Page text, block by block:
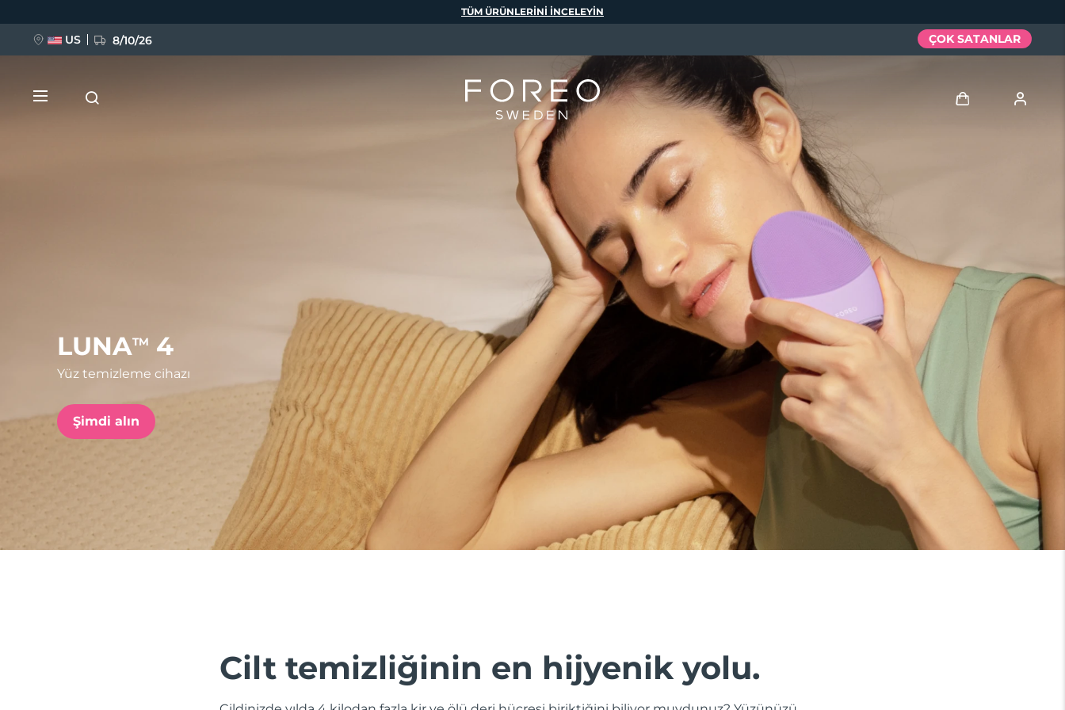
LUNATM 4
Yüz temizleme cihazı
Şimdi alın
Cilt temizliğinin en hijyenik yolu.
TÜM ÜRÜNLERINI INCELEYIN
US 8/10/26 ÇOK SATANLAR
Siparişlerim
Adresim
Aboneliklerim
issa™ Teeth Whitening Set
FAQ™ Dual LED Panel
POPÜLER